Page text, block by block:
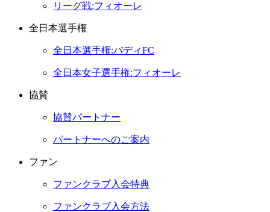
リーグ戦:フィオーレ
全日本選手権
全日本選手権:バディFC
全日本女子選手権:フィオーレ
協賛
協賛パートナー
パートナーへのご案内
ファン
ファンクラブ入会特典
ファンクラブ入会方法